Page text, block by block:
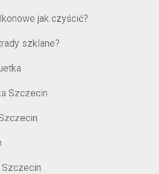
jak czyścić?
szklane?
Szczecin
Szczecin